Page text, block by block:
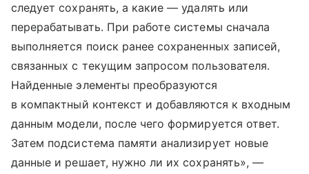
следует сохранять, а какие — удалять или
перерабатывать. При работе системы сначала
выполняется поиск ранее сохраненных записей,
связанных с текущим запросом пользователя.
Найденные элементы преобразуются
в компактный контекст и добавляются к входным
данным модели, после чего формируется ответ.
Затем подсистема памяти анализирует новые
данные и решает, нужно ли их сохранять», —